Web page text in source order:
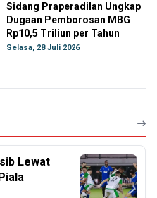
Sidang Praperadilan Ungkap
Dugaan Pemborosan MBG
Rp10,5 Triliun per Tahun
Selasa, 28 Juli 2026
Lewat